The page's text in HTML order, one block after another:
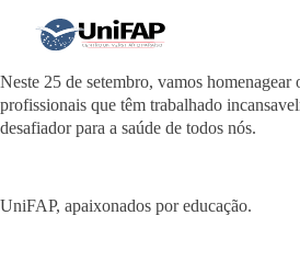
Neste 25 de setembro, vamos homenagear
profissionais que têm trabalhado
desafiador para a saúde de todos nós.
UniFAP, apaixonados por educação.